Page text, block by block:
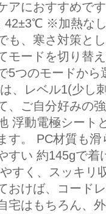
アにおすすめ
※加熱なし
も、寒さ対策と
モードを切り替
5つのモードか
、レベル1(少し
、ご自分好みの
浮動電極シート
す。 PC材質も
すい 約145gで
すく、スッキリ
おけば、コード
宅はもちろん、